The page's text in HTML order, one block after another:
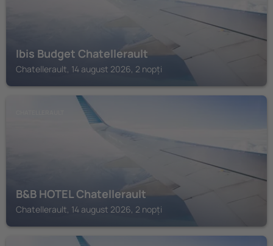
Ibis Budget Chatellerault
Chatellerault, 14 august 2026, 2 nopți
B&B HOTEL Chatellerault
Chatellerault, 14 august 2026, 2 nopți